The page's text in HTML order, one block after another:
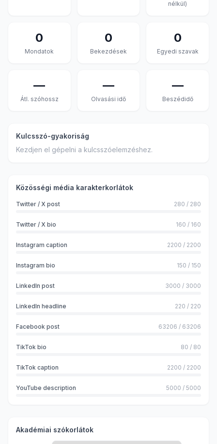
nélkül)
0
Mondatok
0
Bekezdések
0
Egyedi szavak
—
Átl. szóhossz
—
Olvasási idő
—
Beszédidő
Kulcsszó-gyakoriság
Kezdjen el gépelni a kulcsszóelemzéshez.
Közösségi média karakterkorlátok
Twitter / X post 280 / 280
Twitter / X bio 160 / 160
Instagram caption 2200 / 2200
Instagram bio 150 / 150
LinkedIn post 3000 / 3000
LinkedIn headline 220 / 220
Facebook post 63206 / 63206
TikTok bio 80 / 80
TikTok caption 2200 / 2200
YouTube description 5000 / 5000
Akadémiai szókorlátok